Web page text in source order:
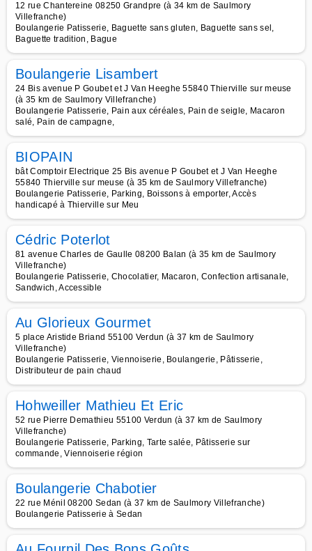
12 rue Chantereine 08250 Grandpre (à 34 km de Saulmory
Villefranche)
Boulangerie Patisserie, Baguette sans gluten, Baguette sans sel,
Baguette tradition, Bague
Boulangerie Lisambert
24 Bis avenue P Goubet et J Van Heeghe 55840 Thierville sur meuse
(à 35 km de Saulmory Villefranche)
Boulangerie Patisserie, Pain aux céréales, Pain de seigle, Macaron
salé, Pain de campagne,
BIOPAIN
bât Comptoir Electrique 25 Bis avenue P Goubet et J Van Heeghe
55840 Thierville sur meuse (à 35 km de Saulmory Villefranche)
Boulangerie Patisserie, Parking, Boissons à emporter, Accès
handicapé à Thierville sur Meu
Cédric Poterlot
81 avenue Charles de Gaulle 08200 Balan (à 35 km de Saulmory
Villefranche)
Boulangerie Patisserie, Chocolatier, Macaron, Confection artisanale,
Sandwich, Accessible
Au Glorieux Gourmet
5 place Aristide Briand 55100 Verdun (à 37 km de Saulmory
Villefranche)
Boulangerie Patisserie, Viennoiserie, Boulangerie, Pâtisserie,
Distributeur de pain chaud
Hohweiller Mathieu Et Eric
52 rue Pierre Demathieu 55100 Verdun (à 37 km de Saulmory
Villefranche)
Boulangerie Patisserie, Parking, Tarte salée, Pâtisserie sur
commande, Viennoiserie région
Boulangerie Chabotier
22 rue Ménil 08200 Sedan (à 37 km de Saulmory Villefranche)
Boulangerie Patisserie à Sedan